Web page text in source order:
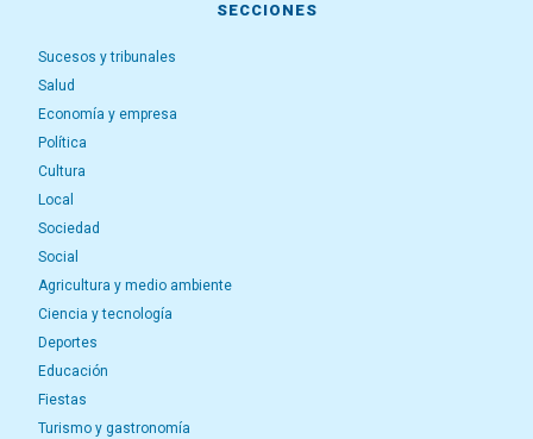
SECCIONES
Sucesos y tribunales
Salud
Economía y empresa
Política
Cultura
Local
Sociedad
Social
Agricultura y medio ambiente
Ciencia y tecnología
Deportes
Educación
Fiestas
Turismo y gastronomía